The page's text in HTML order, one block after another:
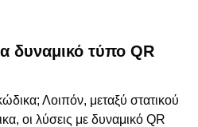
δυναμικό τύπο QR
Λοιπόν, μεταξύ στατικού
οι λύσεις με δυναμικό QR